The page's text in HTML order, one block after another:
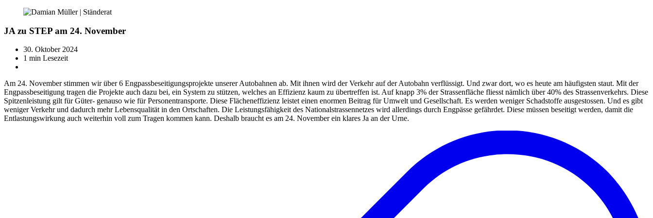
JA zu STEP am 24. November
30. Oktober 2024
1 min Lesezeit
Am 24. November stimmen wir über 6 Engpassbeseitigungsprojekte unserer Autobahnen ab. Mit ihnen wird der Verkehr auf der Autobahn verflüssigt. Und zwar dort, wo es heute am häufigsten staut. Mit der
Engpassbeseitigung tragen die Projekte auch dazu bei, ein System zu stützen, welches an Effizienz kaum zu übertreffen ist. Auf knapp 3% der Strassenfläche fliesst nämlich über 40% des Strassenverkehrs. Diese
Spitzenleistung gilt für Güter- genauso wie für Personentransporte. Diese Flächeneffizienz leistet einen enormen Beitrag für Umwelt und Gesellschaft. Es werden weniger Schadstoffe ausgestossen. Und es gibt
weniger Verkehr und dadurch mehr Lebensqualität in den Ortschaften. Die Leistungsfähigkeit des Nationalstrassennetzes wird allerdings durch Engpässe gefährdet. Diese müssen beseitigt werden, damit die
Entlastungswirkung auch weiterhin voll zum Tragen kommen kann. Deshalb braucht es am 24. November ein klares Ja an der Urne.